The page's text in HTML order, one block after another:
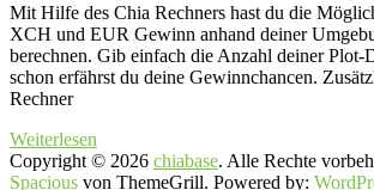
Mit Hilfe des Chia Rechners hast du die
XCH und EUR Gewinn anhand deiner
berechnen. Gib einfach die Anzahl deiner Plot-
schon erfährst du deine Gewinnchancen.
Rechner
Weiterlesen
Copyright © 2026 chiabase. Alle Rechte
Spacious von ThemeGrill. Powered by: